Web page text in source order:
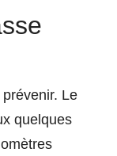
Le
quelques